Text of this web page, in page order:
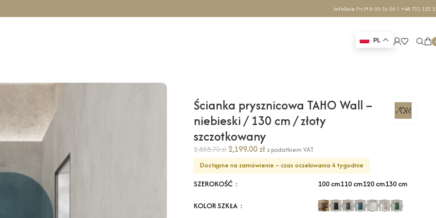
Infolinia Pn-Pt 8:00-16:00 | +48 731 123
PL
Ścianka prysznicowa TAHO Wall –
niebieski / 130 cm / złoty
szczotkowany
2,858.70zł 2,199.00 zł z podatkiem VAT
Dostępne na zamówienie – czas oczekiwania 4 tygodnie
SZEROKOŚĆ 100 cm110 cm120 cm130 cm
KOLOR SZKŁA